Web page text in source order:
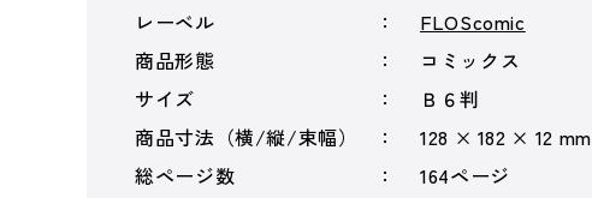
レーベル
FLOScomic
商品形態
コミックス
サイズ
Ｂ６判
商品寸法（横/縦/束幅）
128 × 182 × 12 mm
総ページ数
164ページ